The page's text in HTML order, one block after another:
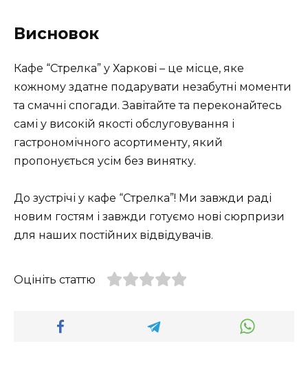
Висновок
Кафе “Стрелка” у Харкові – це місце, яке
кожному здатне подарувати незабутні моменти
та смачні спогади. Завітайте та переконайтесь
самі у високій якості обслуговування і
гастрономічного асортименту, який
пропонується усім без винятку.
До зустрічі у кафе “Стрелка”! Ми завжди раді
новим гостям і завжди готуємо нові сюрпризи
для наших постійних відвідувачів.
Оцініть статтю